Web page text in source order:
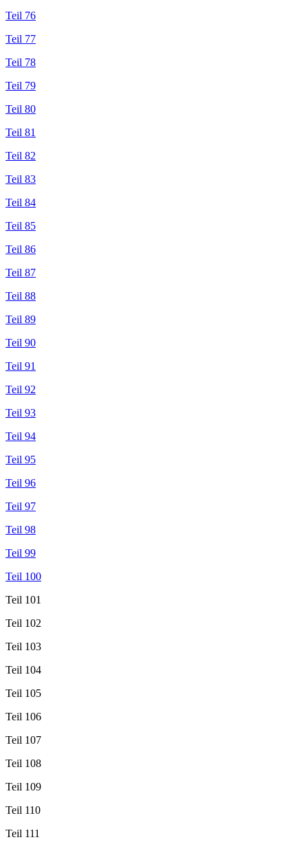
Teil 76
Teil 77
Teil 78
Teil 79
Teil 80
Teil 81
Teil 82
Teil 83
Teil 84
Teil 85
Teil 86
Teil 87
Teil 88
Teil 89
Teil 90
Teil 91
Teil 92
Teil 93
Teil 94
Teil 95
Teil 96
Teil 97
Teil 98
Teil 99
Teil 100
Teil 101
Teil 102
Teil 103
Teil 104
Teil 105
Teil 106
Teil 107
Teil 108
Teil 109
Teil 110
Teil 111